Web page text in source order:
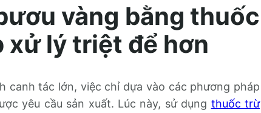
vàng bằng thuốc
xử lý triệt để hơn
canh tác lớn, việc chỉ dựa vào các phương pháp
yêu cầu sản xuất. Lúc này, sử dụng thuốc trừ